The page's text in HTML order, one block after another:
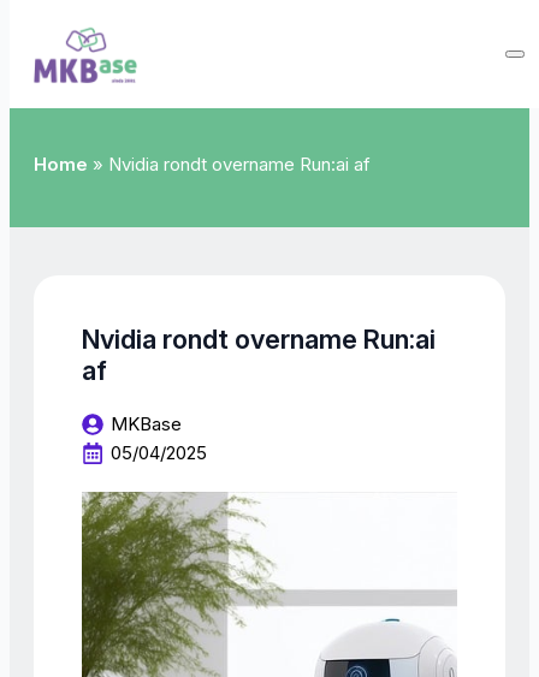
Home » Nvidia rondt overname Run:ai af
Nvidia rondt overname Run:ai
af
MKBase
05/04/2025